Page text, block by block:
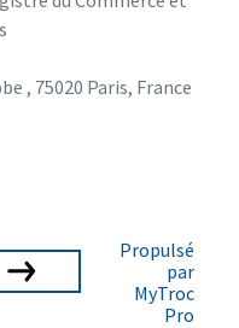
, 75020 Paris, France
Propulsé
par
MyTroc
Pro